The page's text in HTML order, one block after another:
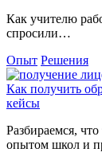
Как учителю
спросили…
Опыт Решения
Как получить
кейсы
Разбираемся,
опытом школ и